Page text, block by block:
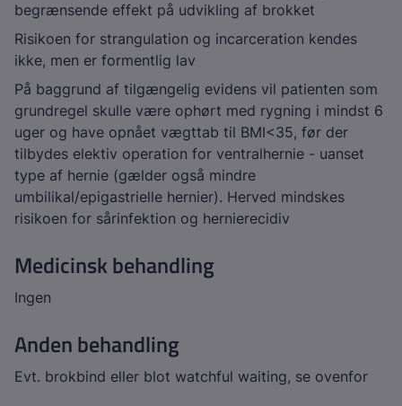
begrænsende effekt på udvikling af brokket
Risikoen for strangulation og incarceration kendes
ikke, men er formentlig lav
På baggrund af tilgængelig evidens vil patienten som
grundregel skulle være ophørt med rygning i mindst 6
uger og have opnået vægttab til BMI<35, før der
tilbydes elektiv operation for ventralhernie - uanset
type af hernie (gælder også mindre
umbilikal/epigastrielle hernier). Herved mindskes
risikoen for sårinfektion og hernierecidiv
Medicinsk behandling
Ingen
Anden behandling
Evt. brokbind eller blot watchful waiting, se ovenfor